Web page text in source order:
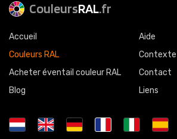
CouleursRAL.fr
Accueil
Couleurs RAL
Acheter éventail couleur RAL
Blog
Aide
Contexte
Contact
Liens